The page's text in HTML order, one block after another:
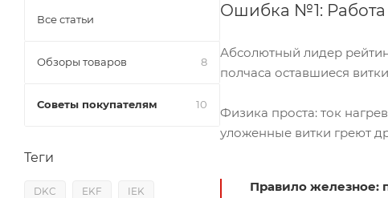
Ошибка №1: Работа
Абсолютный лидер
полчаса оставшиеся
Физика проста: ток
уложенные витки греют
Правило железное:
Все статьи
Обзоры товаров 8
Советы покупателям 10
Теги
DKC EKF IEK